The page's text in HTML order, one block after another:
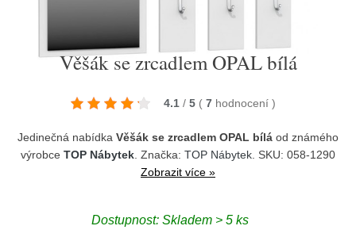
Věšák se zrcadlem OPAL bílá
4.1 / 5 ( 7 hodnocení )
Jedinečná nabídka Věšák se zrcadlem OPAL bílá od známého
výrobce TOP Nábytek . Značka: TOP Nábytek . SKU: 058-1290
Zobrazit více »
Dostupnost: Skladem > 5 ks